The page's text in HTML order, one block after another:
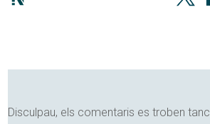
Disculpau, els comentaris es troben